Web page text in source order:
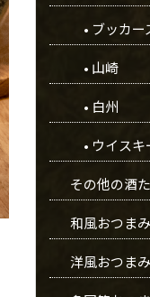
• ブッカー
• 山崎
• 白州
• ウイスキ
その他の酒
和風おつまみ
洋風おつまみ